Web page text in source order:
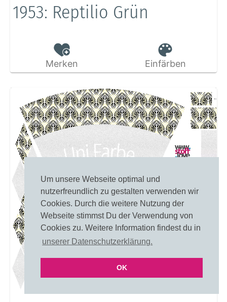
Um unsere Webseite optimal und
nutzerfreundlich zu gestalten verwenden wir
Cookies. Durch die weitere Nutzung der
Webseite stimmst Du der Verwendung von
Cookies zu. Weitere Information findest du in
unserer Datenschutzerklärung.
OK
1953: Reptilio Grün
Merken Einfärben